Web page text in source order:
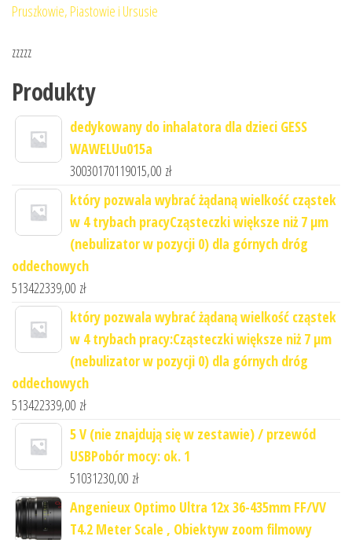
Pruszkowie, Piastowie i Ursusie
zzzzz
Produkty
dedykowany do inhalatora dla dzieci GESS
WAWELUu015a
30030170119015,00 zł
który pozwala wybrać żądaną wielkość cząstek
w 4 trybach pracyCząsteczki większe niż 7 μm
(nebulizator w pozycji 0) dla górnych dróg
oddechowych
513422339,00 zł
który pozwala wybrać żądaną wielkość cząstek
w 4 trybach pracy:Cząsteczki większe niż 7 μm
(nebulizator w pozycji 0) dla górnych dróg
oddechowych
513422339,00 zł
5 V (nie znajdują się w zestawie) / przewód
USBPobór mocy: ok. 1
51031230,00 zł
Angenieux Optimo Ultra 12x 36-435mm FF/VV
T4.2 Meter Scale , Obiektyw zoom filmowy